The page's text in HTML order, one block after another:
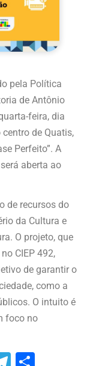
pela Política
de Antônio
feira, dia
de Quatis,
Perfeito”. A
aberta ao
de recursos do
da Cultura e
O projeto, que
CIEP 492,
de garantir o
como a
O intuito é
foco no